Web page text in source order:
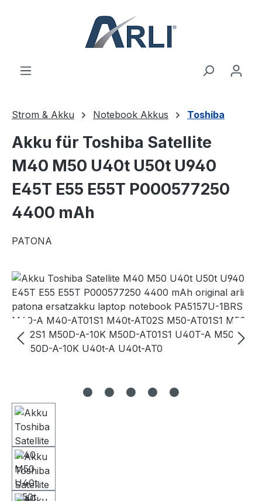
Strom & Akku Notebook Akkus Toshiba
Akku für Toshiba Satellite
M40 M50 U40t U50t U940
E45T E55 E55T P000577250
4400 mAh
PATONA
Bildergalerie überspringen